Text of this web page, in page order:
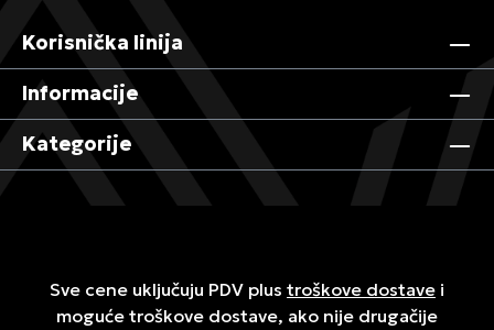
Korisnička linija
Informacije
Kategorije
Sve cene uključuju PDV plus troškove dostave i
moguće troškove dostave, ako nije drugačije